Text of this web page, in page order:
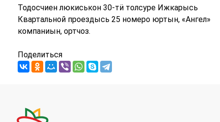
Тодосчиен люкиськон 30-тӥ толсуре Ижкарысь
Квартальной проездысь 25 номеро юртын, «Ангел»
компаниын, ортчоз.
Поделиться